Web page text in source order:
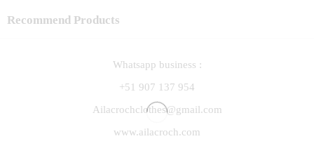
Recommend Products
Whatsapp business :
+51 907 137 954
Ailacrochclothes@gmail.com
www.ailacroch.com